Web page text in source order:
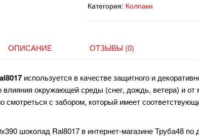
Категория: Колпаки
ОПИСАНИЕ ОТЗЫВЫ (0)
используется в качестве защитного и
влияния окружающей среды (снег, дождь, ветера) и от
смотреться с забором, который имеет
шоколад Ral8017 в интернет-магазине Труба48 по